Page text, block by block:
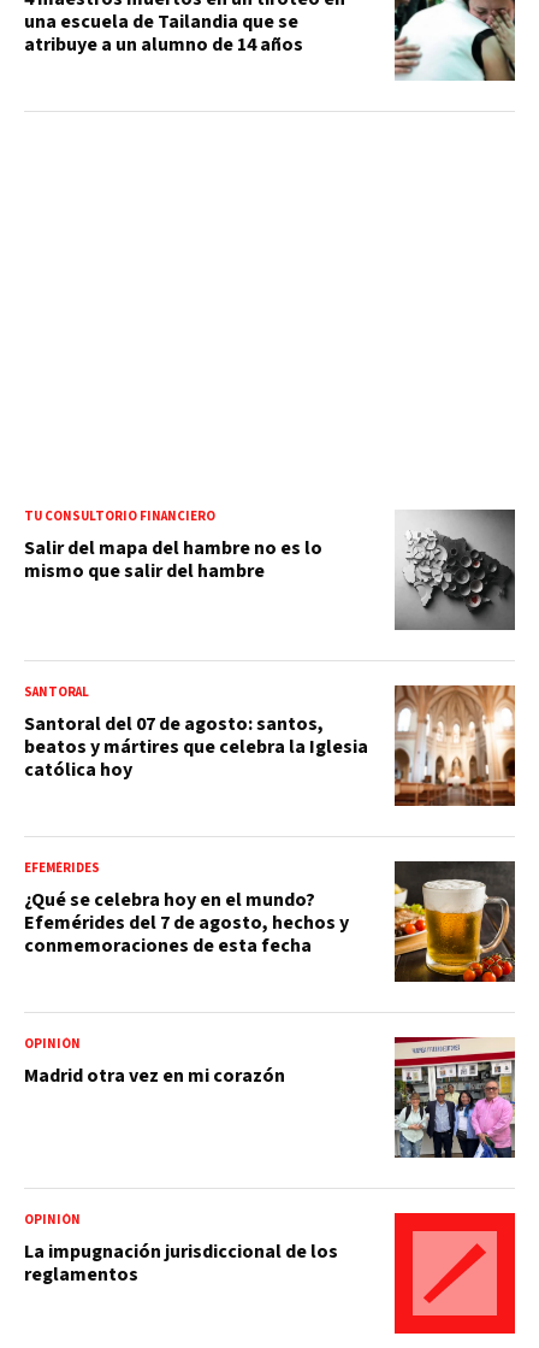
una escuela de Tailandia que se
atribuye a un alumno de 14 años
TU CONSULTORIO FINANCIERO
Salir del mapa del hambre no es lo
mismo que salir del hambre
SANTORAL
Santoral del 07 de agosto: santos,
beatos y mártires que celebra la Iglesia
católica hoy
EFEMÉRIDES
¿Qué se celebra hoy en el mundo?
Efemérides del 7 de agosto, hechos y
conmemoraciones de esta fecha
OPINIÓN
Madrid otra vez en mi corazón
OPINIÓN
La impugnación jurisdiccional de los
reglamentos